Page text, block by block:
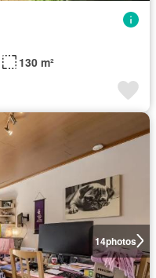
130 m²
14photos